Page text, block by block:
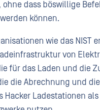
dass böswillige
können.
wie das NIST
von
für das Laden und die
die Abrechnung und
Ladestationen